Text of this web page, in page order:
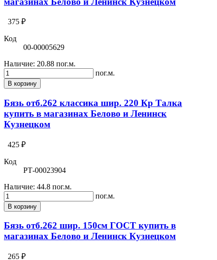
375 ₽
Код
00-00005629
Наличие: 20.88 пог.м.
пог.м.
В корзину
Бязь отб.262 классика шир. 220 Кр Талка
купить в магазинах Белово и Ленинск
Кузнецком
425 ₽
Код
РТ-00023904
Наличие: 44.8 пог.м.
пог.м.
В корзину
Бязь отб.262 шир. 150см ГОСТ купить в
магазинах Белово и Ленинск Кузнецком
265 ₽